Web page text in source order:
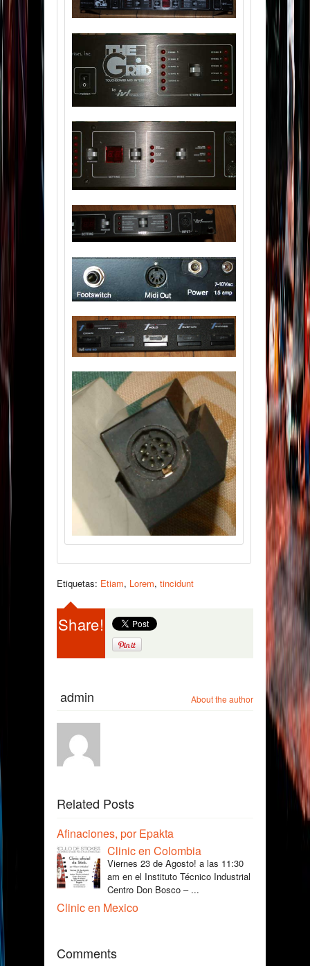
Etiquetas: Etiam, Lorem, tincidunt
Share!
admin About the author
Related Posts
Afinaciones, por Epakta
Clinic en Colombia
Viernes 23 de Agosto! a las 11:30
am en el Instituto Técnico Industrial
Centro Don Bosco – ...
Clinic en Mexico
Comments